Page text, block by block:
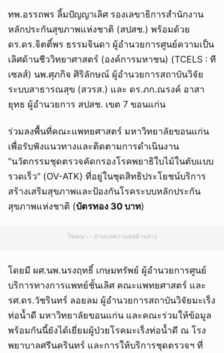
ทพ.อรรถพร ลิ้มปัญญาเลิศ รองเลขาธิการสำนักงาน
หลักประกันสุขภาพแห่งชาติ (สปสช.) พร้อมด้วย
ดร.ดร.จิตติ์พร ธรรมจินดา ผู้อำนวยการศูนย์ความเป็น
เลิศด้านชีววิทยาศาสตร์ (องค์การมหาชน) (TCELS : ที
เซลส์) นพ.ศุภกิจ ศิริลักษณ์ ผู้อำนวยการสถาบันวิจัย
ระบบสาธารณสุข (สวรส.) และ ดร.ภก.ณรงค์ อาสา
ยุทธ ผู้อำนวยการ สปสช. เขต 7 ขอนแก่น
ร่วมลงพื้นที่คณะแพทยศาสตร์ มหาวิทยาลัยขอนแก่น
เพื่อรับฟังแนวทางและติดตามการดำเนินงาน
"นวัตกรรมชุดตรวจคัดกรองโรคพยาธิใบไม้ในตับแบบ
รวดเร็ว" (OV-ATK) ที่อยู่ในชุดสิทธิประโยชน์บริการ
สร้างเสริมสุขภาพและป้องกันโรคระบบหลักประกัน
สุขภาพแห่งชาติ (บัตรทอง 30 บาท)
โฆษณา - อ่านบทความต่อด้านล่าง
โดยมี ผศ.นพ.นรงฤทธิ์ เกษมทรัพย์ ผู้อำนวยการศูนย์
บริการทางการแพทย์ชั้นเลิศ คณะแพทยศาสตร์ และ
รศ.ดร.วัชรินทร์ ลอยลม ผู้อำนวยการสถาบันวิจัยมะเร็ง
ท่อน้ำดี มหาวิทยาลัยขอนแก่น และคณะร่วมให้ข้อมูล
พร้อมกันนี้ยังได้เยี่ยมผู้ป่วยโรคมะเร็งท่อน้ำดี ณ โรง
พยาบาลศรีนครินทร์ และการให้บริการชุดตรวจฯ ที่